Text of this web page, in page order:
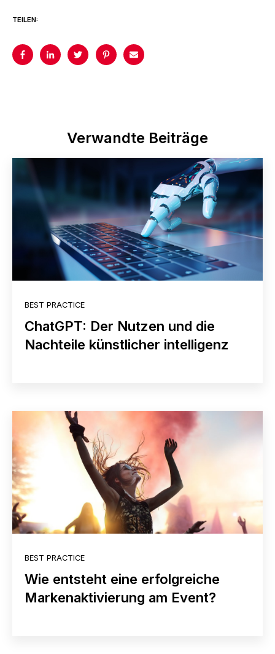
TEILEN:
Verwandte Beiträge
BEST PRACTICE
ChatGPT: Der Nutzen und die
Nachteile künstlicher intelligenz
BEST PRACTICE
Wie entsteht eine erfolgreiche
Markenaktivierung am Event?